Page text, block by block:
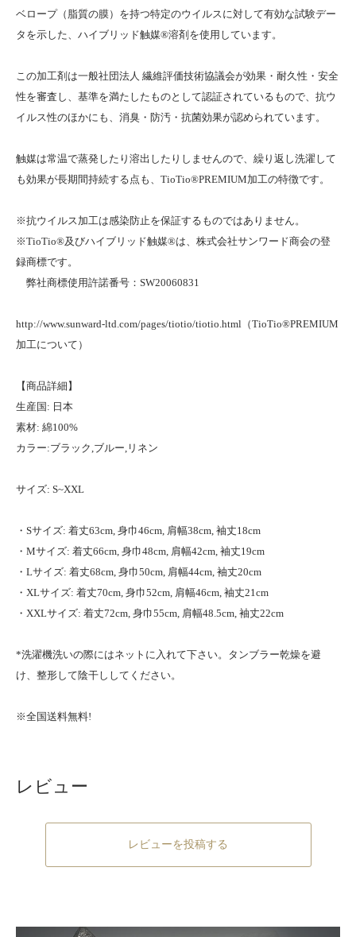
ベロープ（脂質の膜）を持つ特定のウイルスに対して有効な試験デー
タを示した、ハイブリッド触媒®溶剤を使用しています。
この加工剤は一般社団法人 繊維評価技術協議会が効果・耐久性・安全
性を審査し、基準を満たしたものとして認証されているもので、抗ウ
イルス性のほかにも、消臭・防汚・抗菌効果が認められています。
触媒は常温で蒸発したり溶出したりしませんので、繰り返し洗濯して
も効果が長期間持続する点も、TioTio®PREMIUM加工の特徴です。
※抗ウイルス加工は感染防止を保証するものではありません。
※TioTio®及びハイブリッド触媒®は、株式会社サンワード商会の登
録商標です。
弊社商標使用許諾番号：SW20060831
http://www.sunward-ltd.com/pages/tiotio/tiotio.html（TioTio®PREMIUM
加工について）
【商品詳細】
生産国: 日本
素材: 綿100%
カラー:ブラック,ブルー,リネン
サイズ: S~XXL
・Sサイズ: 着丈63cm, 身巾46cm, 肩幅38cm, 袖丈18cm
・Mサイズ: 着丈66cm, 身巾48cm, 肩幅42cm, 袖丈19cm
・Lサイズ: 着丈68cm, 身巾50cm, 肩幅44cm, 袖丈20cm
・XLサイズ: 着丈70cm, 身巾52cm, 肩幅46cm, 袖丈21cm
・XXLサイズ: 着丈72cm, 身巾55cm, 肩幅48.5cm, 袖丈22cm
*洗濯機洗いの際にはネットに入れて下さい。タンブラー乾燥を避
け、整形して陰干ししてください。
※全国送料無料!
レビュー
レビューを投稿する